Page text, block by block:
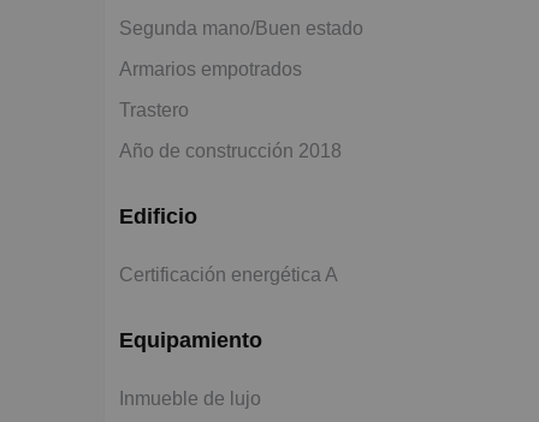
Segunda mano/Buen estado
Armarios empotrados
Trastero
Año de construcción 2018
Edificio
Certificación energética A
Equipamiento
Inmueble de lujo